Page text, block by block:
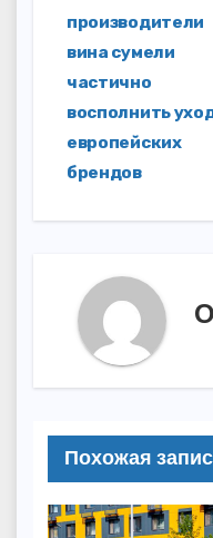
по
записям
производители
вина сумели
частично
восполнить
европейских
брендов
Похожая